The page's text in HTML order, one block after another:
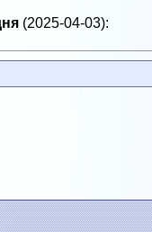
(2025-04-03):